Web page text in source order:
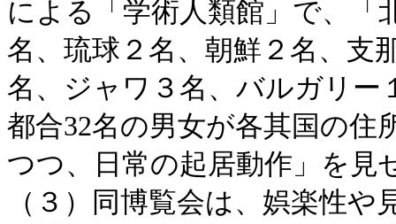
による「学術人類館」で、「
名、琉球２名、朝鮮２名、支
名、ジャワ３名、バルガリー
都合32名の男女が各其国の住
つつ、日常の起居動作」を見
（３）同博覧会は、娯楽性